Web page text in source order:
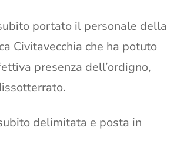
portato il personale della
Civitavecchia che ha potuto
presenza dell’ordigno,
delimitata e posta in